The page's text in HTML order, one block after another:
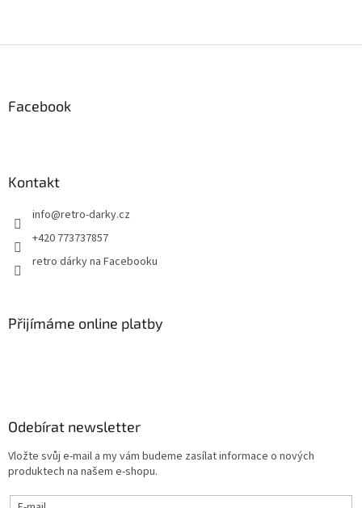
Facebook
Kontakt
info@retro-darky.cz
+420 773737857
retro dárky na Facebooku
Přijímáme online platby
Odebírat newsletter
Vložte svůj e-mail a my vám budeme zasílat informace o nových
produktech na našem e-shopu.